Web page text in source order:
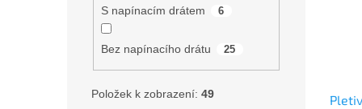
S napínacím drátem 6
Bez napínacího drátu 25
Položek k zobrazení: 49